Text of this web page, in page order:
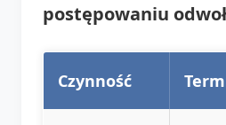
postępowaniu
Czynność